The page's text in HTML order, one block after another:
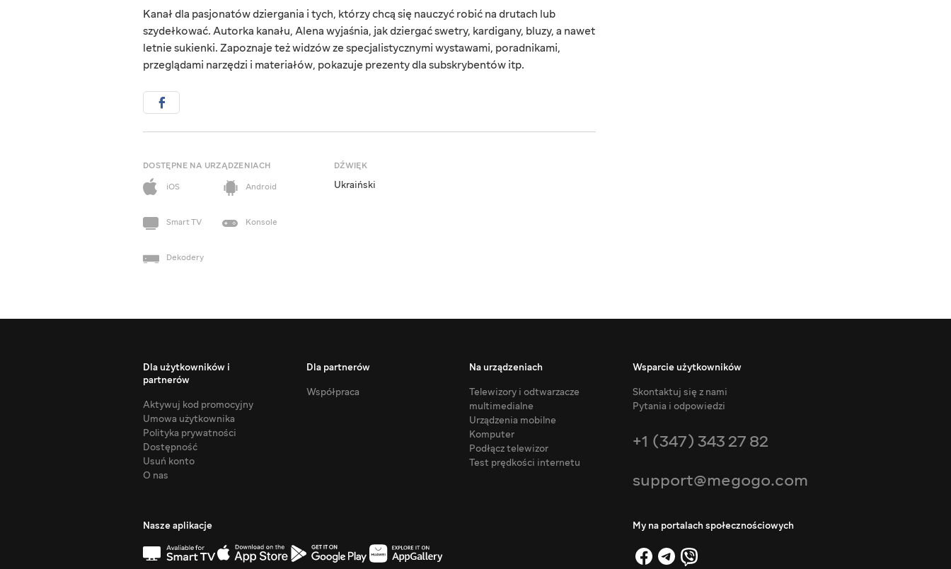
Kanał dla pasjonatów dziergania i tych, którzy chcą się nauczyć robić na drutach lub
szydełkować. Autorka kanału, Alena wyjaśnia, jak dziergać swetry, kardigany, bluzy, a nawet
letnie sukienki. Zapoznaje też widzów ze specjalistycznymi wystawami, poradnikami,
przeglądami narzędzi i materiałów, pokazuje prezenty dla subskrybentów itp.
DOSTĘPNE NA URZĄDZENIACH
iOS
Android
Smart TV Konsole
Dekodery
DŹWIĘK
Ukraiński
Dla użytkowników i
partnerów
Aktywuj kod promocyjny
Umowa użytkownika
Polityka prywatności
Dostępność
Usuń konto
O nas
Dla partnerów
Współpraca
Na urządzeniach
Telewizory i odtwarzacze
multimedialne
Urządzenia mobilne
Komputer
Podłącz telewizor
Test prędkości internetu
Wsparcie użytkowników
Skontaktuj się z nami
Pytania i odpowiedzi
+1 (347) 343 27 82
support@megogo.com
Nasze aplikacje My na portalach społecznościowych